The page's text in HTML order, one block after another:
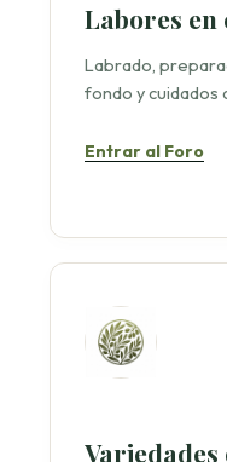
Labores
Labrado,
fondo y cuidados
Entrar al Foro
Variedades